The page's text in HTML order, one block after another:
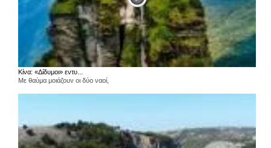
Κίνα: «Δίδυμοι» εντυ...
Με θαύμα μοιάζουν οι δύο ναοί,